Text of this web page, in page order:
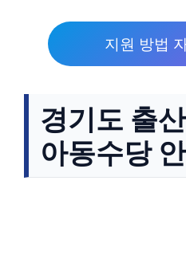
지원 방법
경기도 출
아동수당